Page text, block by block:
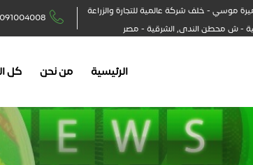
موسي - خلف شركة عالمية للتجارة والزراعة
- ش محطن الندى, الشرقية - مصر
الرئيسية من نحن كل